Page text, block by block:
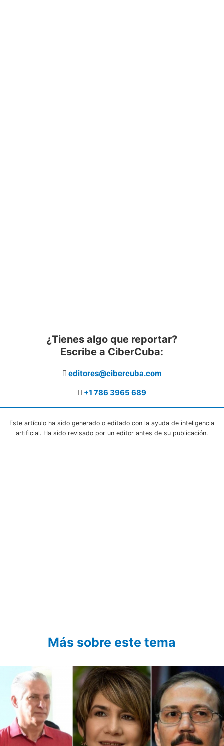
¿Tienes algo que reportar?
Escribe a CiberCuba:
editores@cibercuba.com
+1 786 3965 689
Este artículo ha sido generado o editado con la ayuda de inteligencia
artificial. Ha sido revisado por un editor antes de su publicación.
Más sobre este tema